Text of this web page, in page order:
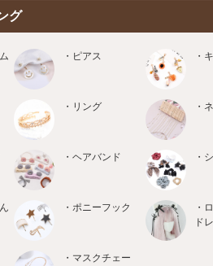
グ
・ピアス ・
・リング ・
・ヘアバンド ・
・ポニーフック
・
ド
・マスクチェー